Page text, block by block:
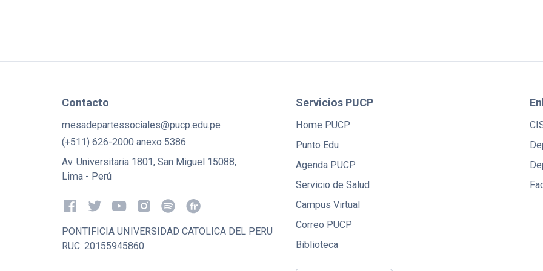
Contacto
mesadepartessociales@pucp.edu.pe
(+511) 626-2000 anexo 5386
Av. Universitaria 1801, San Miguel 15088,
Lima - Perú
PONTIFICIA UNIVERSIDAD CATOLICA DEL PERU
RUC: 20155945860
Servicios PUCP
Home PUCP
Punto Edu
Agenda PUCP
Servicio de Salud
Campus Virtual
Correo PUCP
Biblioteca